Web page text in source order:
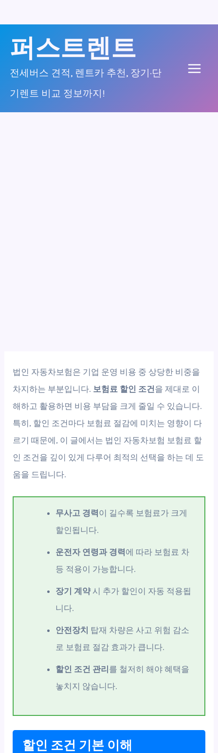
너
퍼스트렌트
전세버스 견적, 렌트카 추천, 장기·단
기렌트 비교 정보까지!
법인 자동차보험은 기업 운영 비용 중 상당한 비중을
차지하는 부분입니다. 보험료 할인 조건을 제대로 이
해하고 활용하면 비용 부담을 크게 줄일 수 있습니다.
특히, 할인 조건마다 보험료 절감에 미치는 영향이 다
르기 때문에, 이 글에서는 법인 자동차보험 보험료 할
인 조건을 깊이 있게 다루어 최적의 선택을 하는 데 도
움을 드립니다.
무사고 경력 이 길수록 보험료가 크게
할인됩니다.
운전자 연령과 경력 에 따라 보험료 차
등 적용이 가능합니다.
장기 계약시 추가 할인이 자동 적용됩
니다.
안전장치 탑재 차량은 사고 위험 감소
로 보험료 절감 효과가 큽니다.
할인 조건 관리 를 철저히 해야 혜택을
놓치지 않습니다.
할인 조건 기본 이해